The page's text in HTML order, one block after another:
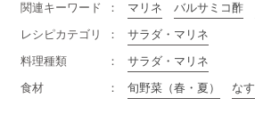
関連キーワード マリネ バルサミコ酢
レシピカテゴリ
サラダ・マリネ
料理種類
サラダ・マリネ
食材
旬野菜（春・夏） なす